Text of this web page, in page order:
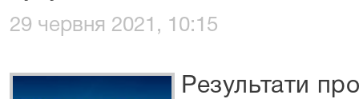
29 червня 2021, 10:15
Результати